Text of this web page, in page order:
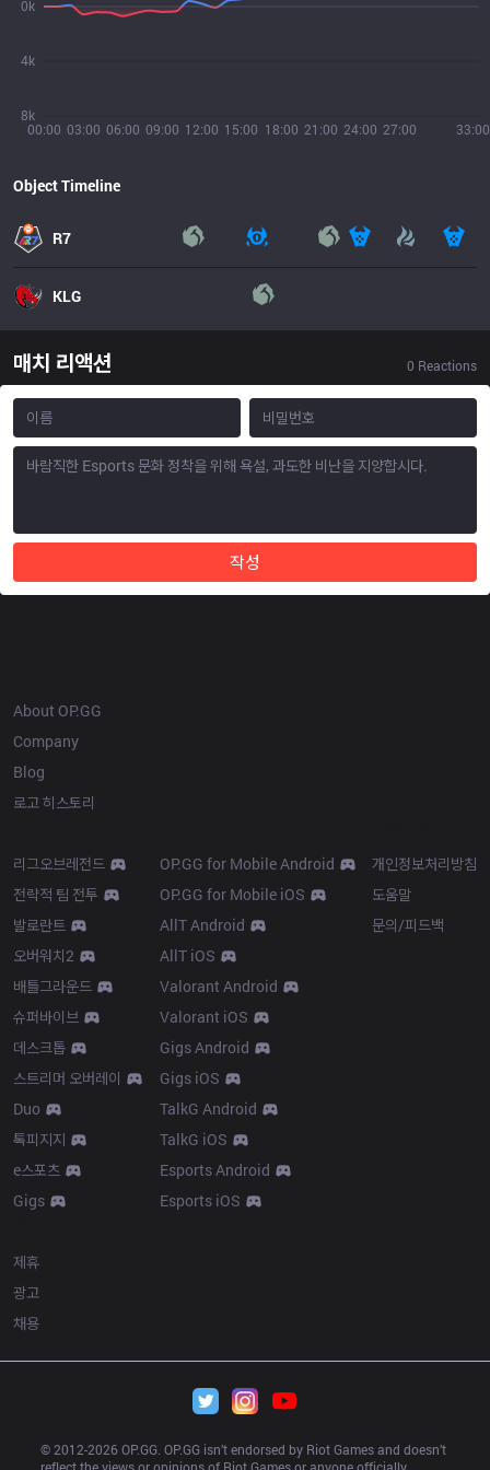
00:00 03:00 06:00 09:00 12:00 15:00 18:00 21:00 24:00 27:00 33:00
8k
4k
0k
Object Timeline
R7
KLG
매치 리액션 0 Reactions
작성
About OP.GG
Company
Blog
로고 히스토리
리그오브레전드
전략적 팀 전투
발로란트
오버워치2
배틀그라운드
슈퍼바이브
데스크톱
스트리머 오버레이
Duo
톡피지지
e스포츠
Gigs
OP.GG for Mobile Android
OP.GG for Mobile iOS
AllT Android
AllT iOS
Valorant Android
Valorant iOS
Gigs Android
Gigs iOS
TalkG Android
TalkG iOS
Esports Android
Esports iOS
개인정보처리방침
도움말
문의/피드백
제휴
광고
채용
© 2012-2026 OP.GG. OP.GG isn’t endorsed by Riot Games and doesn’t